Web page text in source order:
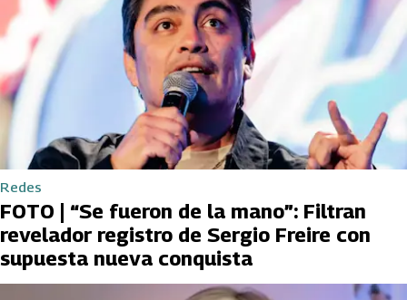
Redes
FOTO | “Se fueron de la mano”: Filtran
revelador registro de Sergio Freire con
supuesta nueva conquista